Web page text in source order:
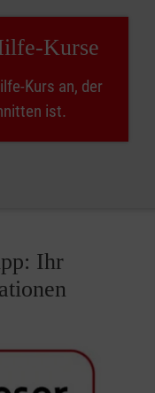
Kurse
Kurs an, der
ist.
Ihr